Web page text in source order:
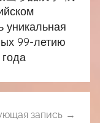
уникальная
99-летию
запись